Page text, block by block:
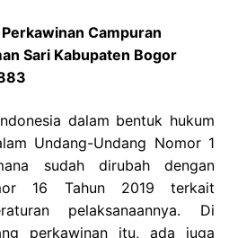
Campuran
Sari Kabupaten Bogor
dalam bentuk hukum
Undang-Undang Nomor 1
sudah dirubah dengan
16 Tahun 2019 terkait
pelaksanaannya. Di
perkawinan itu, ada juga